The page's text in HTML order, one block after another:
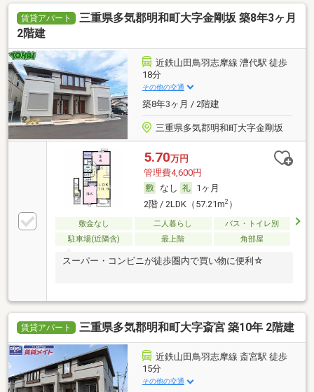
賃貸アパート
三重県多気郡明和町大字金剛坂 築8年3ヶ月
2階建
近鉄山田鳥羽志摩線 漕代駅 徒歩
18分
その他の交通
築8年3ヶ月 / 2階建
三重県多気郡明和町大字金剛坂
5.70万円
管理費4,600円
なし
1ヶ月
2階 / 2LDK（57.21m2）
敷金なし 二人暮らし
バス・トイレ別
駐車場(近隣含)
最上階 角部屋
スーパー・コンビニが徒歩圏内で買い物に便利☆
賃貸アパート 三重県多気郡明和町大字斎宮 築10年 2階建
近鉄山田鳥羽志摩線 斎宮駅 徒歩
15分
その他の交通